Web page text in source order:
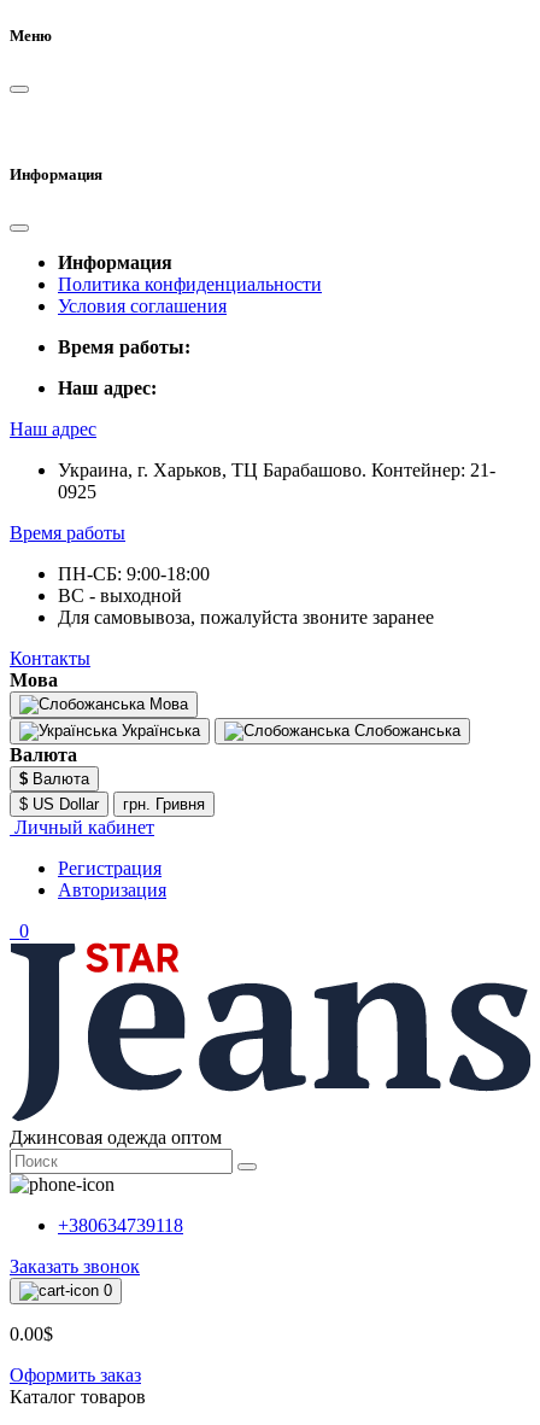
Меню
Информация
Информация
Политика конфиденциальности
Условия соглашения
Время работы:
Наш адрес:
Наш адрес
Украина, г. Харьков, ТЦ Барабашово. Контейнер: 21-
0925
Время работы
ПН-СБ: 9:00-18:00
ВС - выходной
Для самовывоза, пожалуйста звоните заранее
Контакты
Мова
Мова
Українська
Слобожанська
Валюта
$ Валюта
$ US Dollar
грн. Гривня
Личный кабинет
Регистрация
Авторизация
0
Джинсовая одежда оптом
+380634739118
Заказать звонок
0
0.00$
Оформить заказ
Каталог товаров